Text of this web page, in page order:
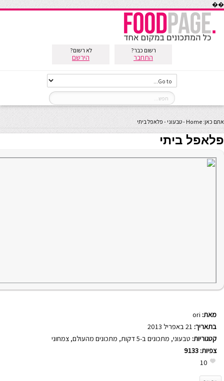
��
רשום כבר?
התחבר
לא רשום?
הירשם
אתם כאן: Home
-טבעוני - פלאפל ביתי
פלאפל ביתי
מאת: ori
בתאריך:
קטגוריות: טבעוני, מתכונים ב-5 דקות , מתכונים מהעולם, צמחוני
צפיות: 9133
10